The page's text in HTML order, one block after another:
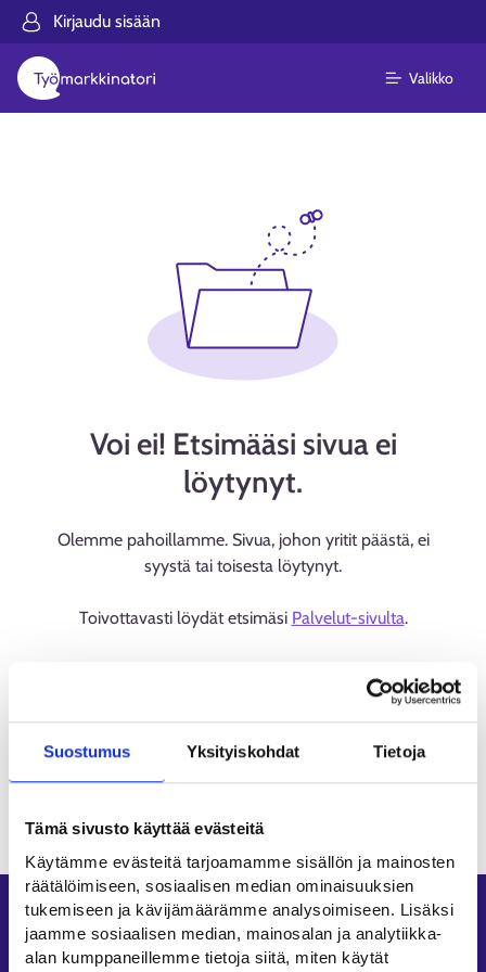
Suostumus Yksityiskohdat Tietoja
Tämä sivusto käyttää evästeitä
Käytämme evästeitä tarjoamamme sisällön ja mainosten
räätälöimiseen, sosiaalisen median ominaisuuksien
tukemiseen ja kävijämäärämme analysoimiseen. Lisäksi
jaamme sosiaalisen median, mainosalan ja analytiikka-
alan kumppaneillemme tietoja siitä, miten käytät
Kirjaudu sisään
Valikko
Voi ei! Etsimääsi sivua ei
löytynyt.
Olemme pahoillamme. Sivua, johon yritit päästä, ei
syystä tai toisesta löytynyt.
Toivottavasti löydät etsimäsi Palvelut-sivulta.
Oikopolut
Asiointi